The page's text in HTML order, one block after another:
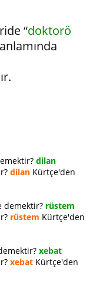
“doktorö
dilan
dilan Kürtçe'den
demektir? rüstem
rüstem Kürtçe'den
xebat
xebat Kürtçe'den